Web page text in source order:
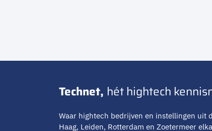
Technet, hét hightech
Waar hightech bedrijven en instellingen uit
Haag, Leiden, Rotterdam en Zoetermeer